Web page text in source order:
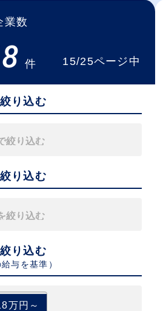
業数
件 15/25ページ中
り込む
り込む
り込む
給与を基準）
万円～